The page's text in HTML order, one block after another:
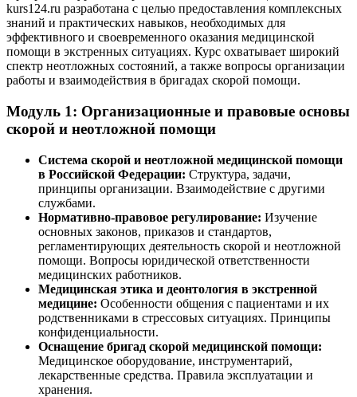
kurs124.ru разработана с целью предоставления комплексных
знаний и практических навыков, необходимых для
эффективного и своевременного оказания медицинской
помощи в экстренных ситуациях. Курс охватывает широкий
спектр неотложных состояний, а также вопросы организации
работы и взаимодействия в бригадах скорой помощи.
Модуль 1: Организационные и правовые основы
скорой и неотложной помощи
Система скорой и неотложной медицинской помощи
в Российской Федерации: Структура, задачи,
принципы организации. Взаимодействие с другими
службами.
Нормативно-правовое регулирование: Изучение
основных законов, приказов и стандартов,
регламентирующих деятельность скорой и неотложной
помощи. Вопросы юридической ответственности
медицинских работников.
Медицинская этика и деонтология в экстренной
медицине: Особенности общения с пациентами и их
родственниками в стрессовых ситуациях. Принципы
конфиденциальности.
Оснащение бригад скорой медицинской помощи:
Медицинское оборудование, инструментарий,
лекарственные средства. Правила эксплуатации и
хранения.